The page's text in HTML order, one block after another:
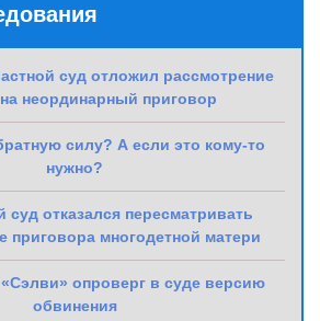
суд отложил рассмотрение
неординарный приговор
силу? А если это кому-то
нужно?
отказался пересматривать
приговора многодетной матери
опроверг в суде версию
обвинения